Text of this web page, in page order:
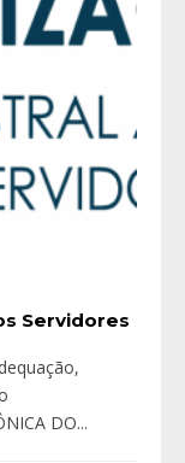
Servidores
DO...